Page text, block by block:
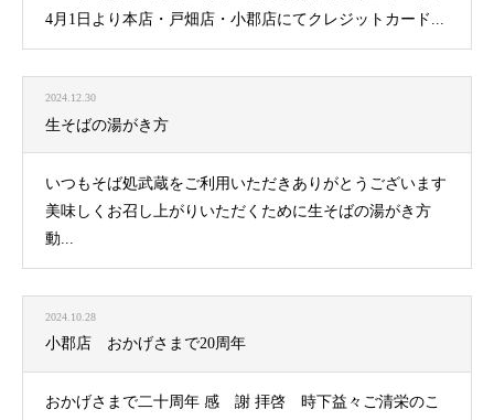
4月1日より本店・戸畑店・小郡店にてクレジットカード...
2024.12.30
生そばの湯がき方
いつもそば処武蔵をご利用いただきありがとうございます
美味しくお召し上がりいただくために生そばの湯がき方
動...
2024.10.28
小郡店 おかげさまで20周年
おかげさまで二十周年 感 謝 拝啓 時下益々ご清栄のこ